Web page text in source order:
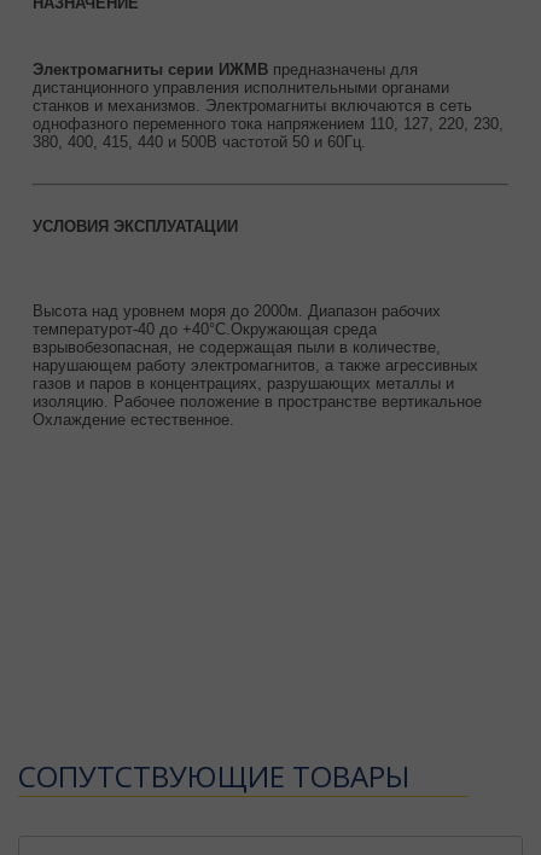
Электромагниты серии ИЖМВ предназначены для
дистанционного управления исполнительными органами
станков и механизмов. Электромагниты включаются в сеть
однофазного переменного тока напряжением 110, 127, 220, 230,
380, 400, 415, 440 и 500В частотой 50 и 60Гц.
УСЛОВИЯ ЭКСПЛУАТАЦИИ
Высота над уровнем моря до 2000м. Диапазон рабочих
температурот-40 до +40°С.Окружающая среда
взрывобезопасная, не содержащая пыли в количестве,
нарушающем работу электромагнитов, а также агрессивных
газов и паров в концентрациях, разрушающих металлы и
изоляцию. Рабочее положение в пространстве вертикальное
Охлаждение естественное.
CОПУТСТВУЮЩИЕ ТОВАРЫ